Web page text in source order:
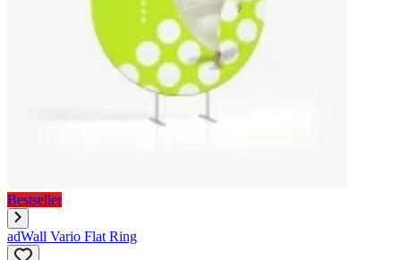
Bestseller
adWall Vario Flat Ring